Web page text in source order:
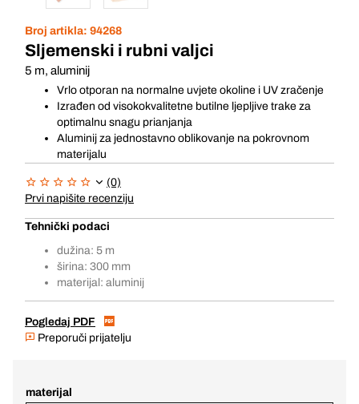
Broj artikla: 94268
Sljemenski i rubni valjci
5 m, aluminij
Vrlo otporan na normalne uvjete okoline i UV zračenje
Izrađen od visokokvalitetne butilne ljepljive trake za
optimalnu snagu prianjanja
Aluminij za jednostavno oblikovanje na pokrovnom
materijalu
(0)
Prvi napišite recenziju
Tehnički podaci
dužina: 5 m
širina: 300 mm
materijal: aluminij
Pogledaj PDF
Preporuči prijatelju
materijal